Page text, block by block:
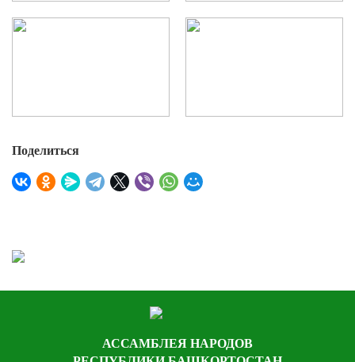
Поделиться
АССАМБЛЕЯ НАРОДОВ